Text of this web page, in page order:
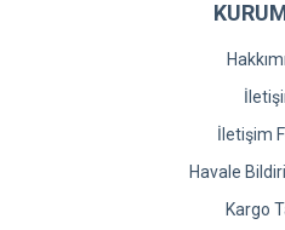
İletişim
Havale
Kargo